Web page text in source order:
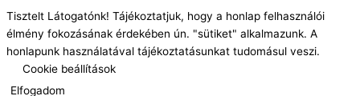
Tisztelt Látogatónk! Tájékoztatjuk, hogy a honlap felhasználói
élmény fokozásának érdekében ún. "sütiket" alkalmazunk. A
honlapunk használatával tájékoztatásunkat tudomásul veszi.
Cookie beállítások
Elfogadom